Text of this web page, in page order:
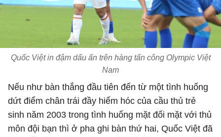
Quốc Việt in đậm dấu ấn trên hàng tấn công Olympic Việt
Nam
Nếu như bàn thắng đầu tiên đến từ một tình huống
dứt điểm chân trái đầy hiểm hóc của cầu thủ trẻ
sinh năm 2003 trong tình huống mặt đối mặt với thủ
môn đội bạn thì ở pha ghi bàn thứ hai, Quốc Việt đã